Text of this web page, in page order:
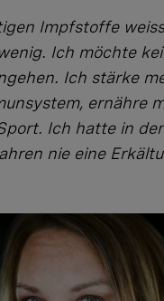
Impfstoffe
Ich möchte
Ich stärke
ernähre
Ich hatte in
nie eine